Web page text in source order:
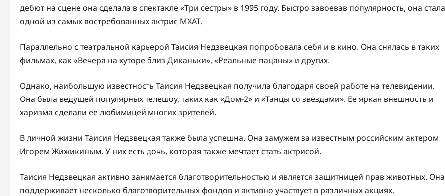
дебют на сцене она сделала в спектакле «Три сестры» в 1995 году. Быстро завоевав популярность, она стала
одной из самых востребованных актрис МХАТ.
Параллельно с театральной карьерой Таисия Недзвецкая попробовала себя и в кино. Она снялась в таких
фильмах, как «Вечера на хуторе близ Диканьки», «Реальные пацаны» и других.
Однако, наибольшую известность Таисия Недзвецкая получила благодаря своей работе на телевидении.
Она была ведущей популярных телешоу, таких как «Дом-2» и «Танцы со звездами». Ее яркая внешность и
харизма сделали ее любимицей многих зрителей.
В личной жизни Таисия Недзвецкая также была успешна. Она замужем за известным российским актером
Игорем Жижикиным. У них есть дочь, которая также мечтает стать актрисой.
Таисия Недзвецкая активно занимается благотворительностью и является защитницей прав животных. Она
поддерживает несколько благотворительных фондов и активно участвует в различных акциях.